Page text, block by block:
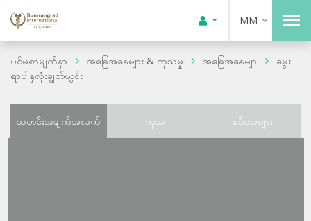
MM
ပင်မစာမျက်နှာ အခြေအနေများ & ကုသမှု အခြေအနေမျာ
မွေး
ရာပါနှလုံးချွတ်ယွင်း
သတင်းအချက်အလက် ကုသ စင်တာများ